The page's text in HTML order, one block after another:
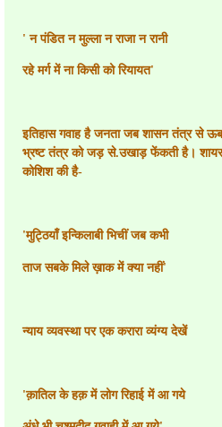
'न पंडित न मुल्ला न राजा न रानी
रहे मर्ग में ना किसी को रियायत'
इतिहास गवाह है जनता जब शासन तंत्र से ऊब
भ्रष्ट तंत्र को जड़ से.उखाड़ फेंकती है।
कोशिश की है-
'मुट्ठियाँ इन्किलाबी भिचीं जब कभी
ताज सबके मिले ख़ाक में क्या नहीं'
न्याय व्यवस्था पर एक करारा व्यंग्य देखें
'क़ातिल के हक़ में लोग रिहाई में आ गये